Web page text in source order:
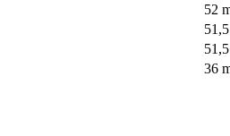
52
36